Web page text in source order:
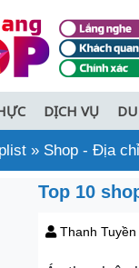
DỊCH VỤ
» Shop - Địa
Top 10
Thanh Tuyền